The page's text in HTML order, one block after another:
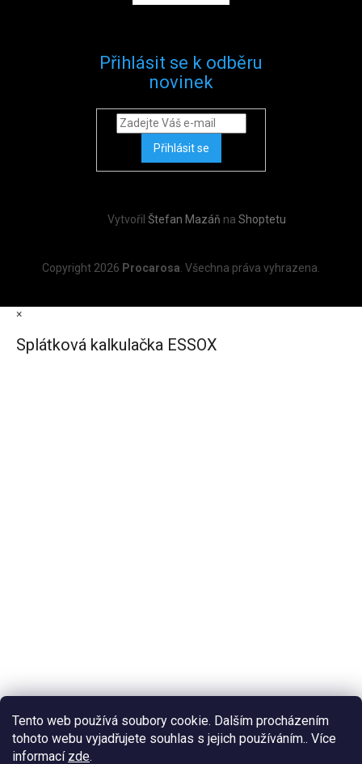
Tento web používá soubory cookie. Dalším procházením
tohoto webu vyjadřujete souhlas s jejich používáním.. Více
informací zde.
Přihlásit se k odběru
novinek
Přihlásit se
Vytvořil Štefan Mazáň na Shoptetu
Copyright 2026 Procarosa. Všechna práva vyhrazena.
×
Splátková kalkulačka ESSOX